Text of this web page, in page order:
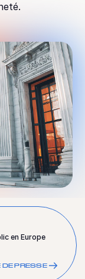
en Europe
DE PRESSE